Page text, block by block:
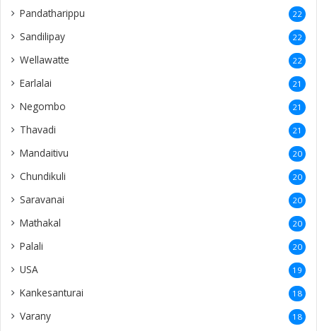
Pandatharippu 22
Sandilipay 22
Wellawatte 22
Earlalai 21
Negombo 21
Thavadi 21
Mandaitivu 20
Chundikuli 20
Saravanai 20
Mathakal 20
Palali 20
USA 19
Kankesanturai 18
Varany 18